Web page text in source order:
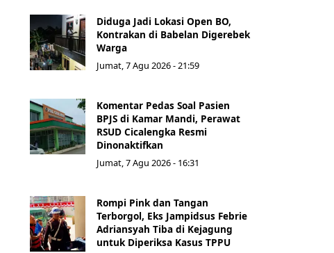
Diduga Jadi Lokasi Open BO,
Kontrakan di Babelan Digerebek
Warga
Jumat, 7 Agu 2026 - 21:59
Komentar Pedas Soal Pasien
BPJS di Kamar Mandi, Perawat
RSUD Cicalengka Resmi
Dinonaktifkan
Jumat, 7 Agu 2026 - 16:31
Rompi Pink dan Tangan
Terborgol, Eks Jampidsus Febrie
Adriansyah Tiba di Kejagung
untuk Diperiksa Kasus TPPU